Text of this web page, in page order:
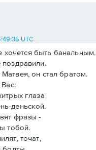
UTC
хочется быть банальным.
поздравили.
он стал братом.
Вас:
глаза
деньской.
фразы -
тобой.
точат,